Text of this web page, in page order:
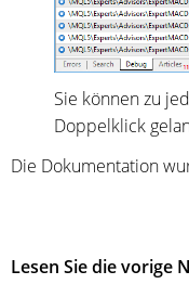
Sie können zu
Doppelklick
Die Dokumentation
Lesen Sie die vorige